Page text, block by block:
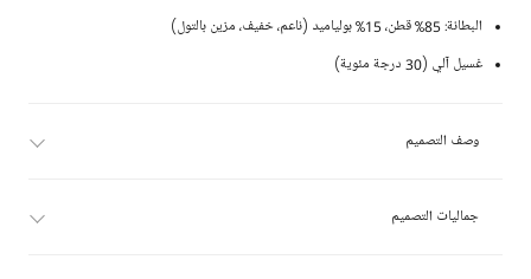
البطانة: 85% قطن، 15% بولياميد (ناعم، خفيف، مزين بالتول)
غسيل آلي (30 درجة مئوية)
وصف التصميم
جماليات التصميم